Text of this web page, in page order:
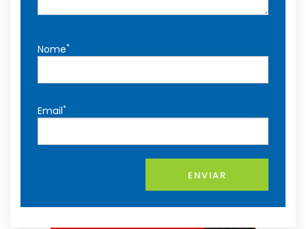
Nome*
Email*
ENVIAR